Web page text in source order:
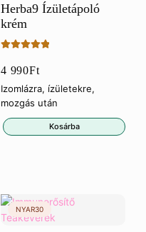
Herba9 Ízületápoló
krém
5.00/ 5
4 990Ft
Izomlázra, ízületekre,
mozgás után
Kosárba